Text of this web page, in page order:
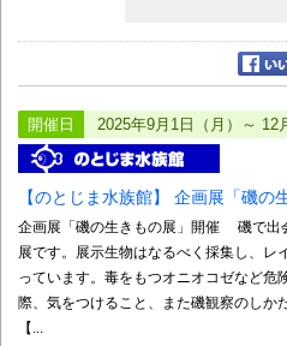
開催日 2025年9月1日（月）～ 12
【のとじま水族館】 企画展「磯の
企画展「磯の生きもの展」開催 磯で出
展です。展示生物はなるべく採集し、レ
っています。毒をもつオニオコゼなど危
際、気をつけること、また磯観察のしか
【...